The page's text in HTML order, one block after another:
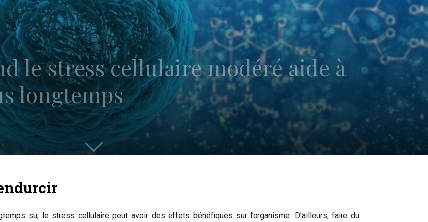
le stress cellulaire modéré aide à
longtemps
su, le stress cellulaire peut avoir des effets bénéfiques sur l’organisme. D’ailleurs, faire du